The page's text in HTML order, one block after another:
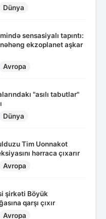
Dünya
sensasiyalı tapıntı:
ekzoplanet aşkar
Avropa
"asılı tabutlar"
Dünya
Tim Uonnakot
hərraca çıxarır
Avropa
şirkəti Böyük
qarşı çıxır
Avropa